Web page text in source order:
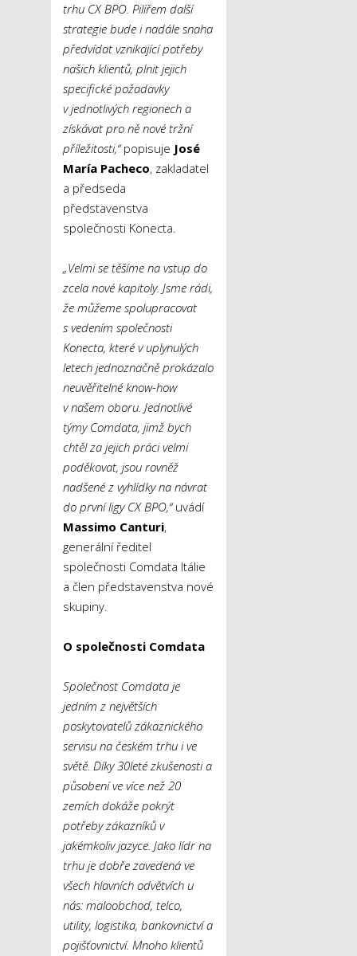
trhu CX BPO. Pilířem další
strategie bude i nadále snaha
předvídat vznikající potřeby
našich klientů, plnit jejich
specifické požadavky
v jednotlivých regionech a
získávat pro ně nové tržní
příležitosti,“popisuje José
María Pacheco, zakladatel
a předseda
představenstva
společnosti Konecta.
„Velmi se těšíme na vstup do
zcela nové kapitoly. Jsme rádi,
že můžeme spolupracovat
s vedením společnosti
Konecta, které v uplynulých
letech jednoznačně prokázalo
neuvěřitelné know-how
v našem oboru. Jednotlivé
týmy Comdata, jimž bych
chtěl za jejich práci velmi
poděkovat, jsou rovněž
nadšené z vyhlídky na návrat
do první ligy CX BPO,“uvádí
Massimo Canturi,
generální ředitel
společnosti Comdata Itálie
a člen představenstva nové
skupiny.
O společnosti Comdata
Společnost Comdata je
jedním z největších
poskytovatelů zákaznického
servisu na českém trhu i ve
světě. Díky 30leté zkušenosti a
působení ve více než 20
zemích dokáže pokrýt
potřeby zákazníků v
jakémkoliv jazyce. Jako lídr na
trhu je dobře zavedená ve
všech hlavních odvětvích u
nás: maloobchod, telco,
utility, logistika, bankovnictví a
pojišťovnictví. Mnoho klientů